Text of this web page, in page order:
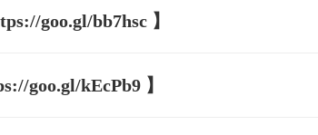
goo.gl/bb7hsc 】
goo.gl/kEcPb9 】